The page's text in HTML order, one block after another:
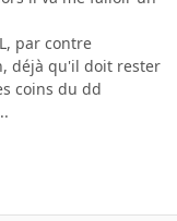
par contre
déjà qu'il doit rester
coins du dd